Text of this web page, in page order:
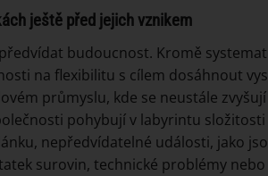
ještě před jejich vznikem
budoucnost. Kromě
na flexibilitu s cílem dosáhnout
průmyslu, kde se neustále
pohybují v labyrintu složitosti
nepředvídatelné události, jako
surovin, technické problémy